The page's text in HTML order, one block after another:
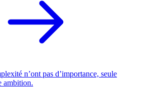
n’ont pas d’importance, seule
ambition.